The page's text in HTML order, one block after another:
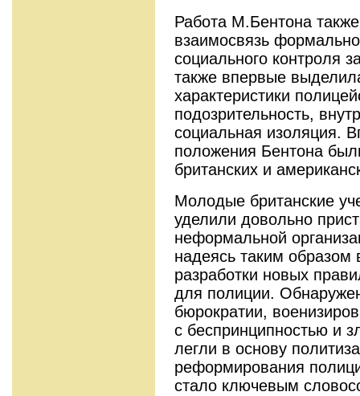
Работа М.Бентона
взаимосвязь
социального контроля
также впервые
характеристики
подозрительность,
социальная изоляция.
положения Бентона
британских и
Молодые британские
уделили довольно
неформальной
надеясь таким
разработки новых
для полиции.
бюрократии,
с беспринципностью и
легли в основу
реформирования
стало ключевым